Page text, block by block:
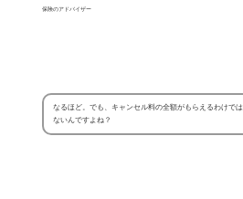
保険のアドバイザー
なるほど。でも、キャンセル料の全額がもらえるわけでは
ないんですよね？